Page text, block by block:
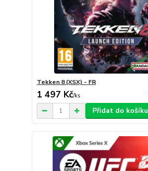
Tekken 8 (XSX) - FR
1 497 Kč/ks
Přidat do košíku